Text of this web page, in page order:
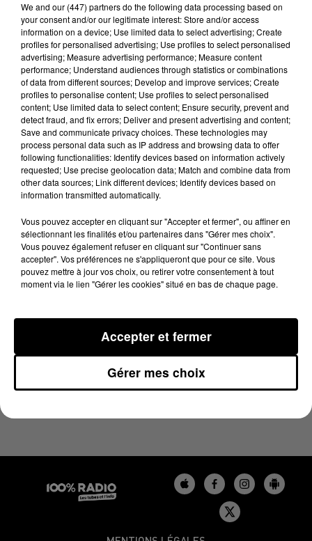
Lecture (4 min 19 sec)
100%
24 novembre 2023 - 4 min 19 sec
LES INFOS DU BÉARN DU 24/11/2023 À 09H00
We and our (447) partnersdo the following data processing based on
your consent and/or our legitimate interest: Store and/or access
information on a device; Use limited data to select advertising; Create
profiles for personalised advertising; Use profiles to select personalised
advertising; Measure advertising performance; Measure content
performance; Understand audiences through statistics or combinations
of data from different sources; Develop and improve services; Create
profiles to personalise content; Use profiles to select personalised
content; Use limited data to select content; Ensure security, prevent and
detect fraud, and fix errors; Deliver and present advertising and content;
Save and communicate privacy choices. These technologies may
process personal data such as IP address and browsing data to offer
following functionalities: Identify devices based on information actively
requested; Use precise geolocation data; Match and combine data from
other data sources; Link different devices; Identify devices based on
information transmitted automatically.
Vous pouvez accepter en cliquant sur "Accepter et fermer", ou affiner en
sélectionnant les finalités et/ou partenaires dans "Gérer mes choix".
Vous pouvez également refuser en cliquant sur "Continuer sans
accepter". Vos préférences ne s'appliqueront que pour ce site. Vous
pouvez mettre à jour vos choix, ou retirer votre consentement à tout
moment via le lien "Gérer les cookies" situé en bas de chaque page.
Gérer mes choix
Accepter et fermer